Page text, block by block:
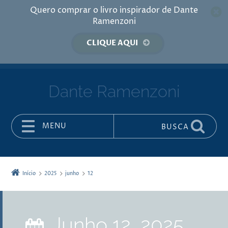
Quero comprar o livro inspirador de Dante
Ramenzoni
CLIQUE AQUI
Dante Ramenzoni
MENU BUSCA
Início 2025 junho 12